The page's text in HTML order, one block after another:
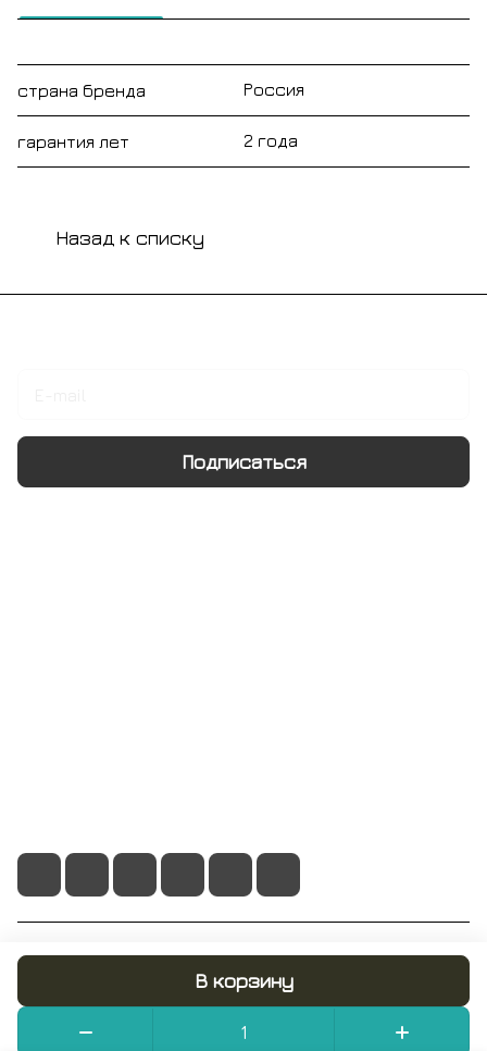
В корзину
страна бренда Россия
гарантия лет 2 года
Назад к списку
Подписаться
© 2026 RUMIX.SHOP
Конфиденциальность